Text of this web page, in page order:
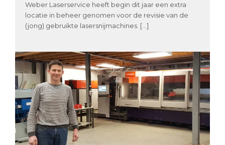
Weber Laserservice heeft begin dit jaar een extra
locatie in beheer genomen voor de revisie van de
(jong) gebruikte lasersnijmachines. […]